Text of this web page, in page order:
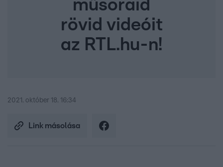
műsoraid
rövid videóit
az RTL.hu-n!
2021. október 18. 16:34
Link másolása